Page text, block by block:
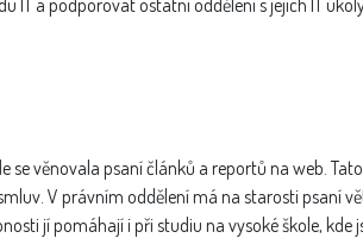
IT a podporovat ostatní oddělení s jejich IT
se věnovala psaní článků a reportů na web.
V právním oddělení má na starosti psaní
jí pomáhají i při studiu na vysoké škole,